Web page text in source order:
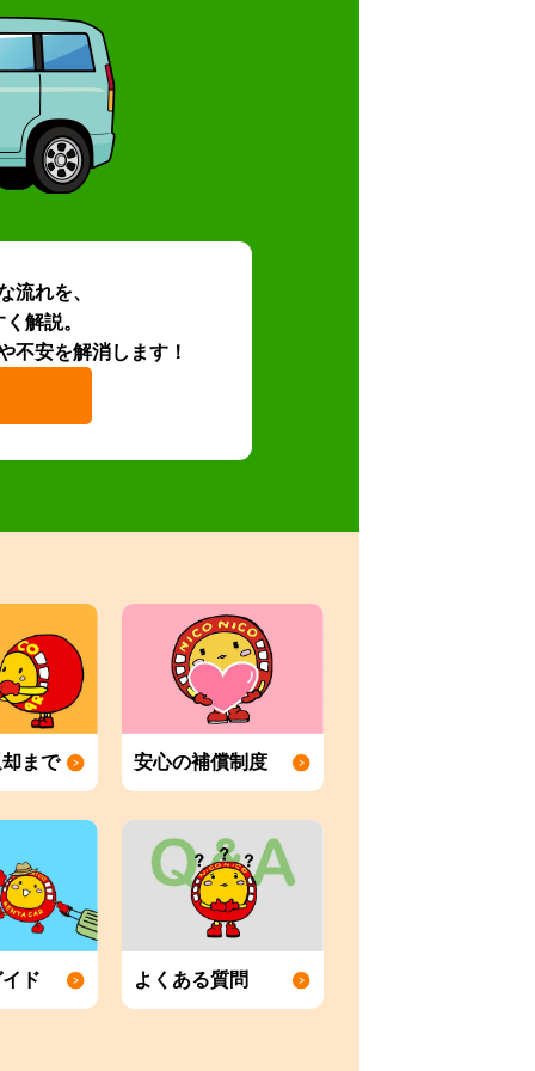
流れを、
解説。
不安を解消します！
まで 安心の補償制度
ド よくある質問